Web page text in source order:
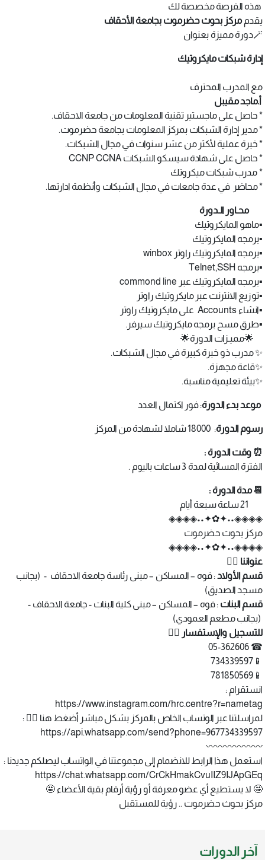
هذه الفرصة مخصصة لك
يقدممركز بحوث حضرموت بجامعة الأحقاف
🪄دورة مميزة بعنوان
إدارة شبكات مايكروتيك
مع المدرب المحترف
أ.ماجد مقيبل
* حاصل على ماجستير تقنية المعلومات من جامعة الاحقاف.
* مدير إدارة الشبكات بمركز المعلومات بجامعة حضرموت.
* خبرة عملية لأكثر من عشر سنوات في مجال الشبكات.
* حاصل على شهادة سيسكو الشبكات CCNP CCNA
* مدرب شبكات ميكروتك
* محاضر في عدة جامعات في مجال الشبكات وأنظمة ادارتها.
محـاور الـدورة
▪️ماهو المايكروتيك
▪️برمجه المايكروتيك
▪️برمجه المايكروتيك راوتر winbox
▪️برمجه Telnet,SSH
▪️برمجه المايكروتيك عبر commond line
▪️توزيع الانترنت عبر مايكروتيك راوتر
▪️انشاء Accounts على مايكروتيك راوتر
▪️طرق مسح برمجه مايكروتيك سيرفر.
🌟مميـزات الدورة🌟
✨ مدرب ذو خبرة كبيرة في مجال الشبكات.
✨قاعة مجهزة.
✨بيئة تعليمية مناسبة.
موعد بدء الدورة: فور اكتمال العدد
رسوم الدورة: 18000 شاملا لشهادة من المركز
⏰ وقت الدورة :
الفترة المسائية لمدة 3 ساعات باليوم .
📆 مدة الدورة :
◈◈◈◈••✦✿✦••◈◈◈◈
مركز بحوث حضرموت
◈◈◈◈••✦✿✦••◈◈◈◈
عنواننا 👇🏻
قسم الأولاد: فوه – المساكن – مبنى رئاسة جامعة الاحقاف - (بجانب
مسجد الصديق)
قسم البنات : فوه – المساكن – مبنى كلية البنات - جامعة الاحقاف -
(بجانب مطعم العمودي)
للتسجيل والإستفسار 👇🏻
☎ 05-362606
📱734339597
📱781850569
انستقرام :
https://www.instagram.com/hrc.centre?r=nametag
لمراسلتنا عبر الوتساب الخاص بالمركز بشكل مباشر أضغط هنا 👇🏻 :
https://api.whatsapp.com/send?phone=967734339597
〰️〰️〰️〰️〰️〰️
‏استعمل هذا الرابط للانضمام إلى مجموعتنا في الواتساب ليصلكم جديدنا :
https://chat.whatsapp.com/CrCkHmakCvuIIZ9IJApGEq
🤩 لا يستطيع أي عضو معرفة أو رؤية أرقام بقية الأعضاء 🤩
مركز بحوث حضرموت .. رؤية للمستقبل
آخر الدورات